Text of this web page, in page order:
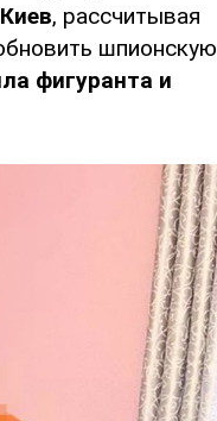
, рассчитывая
шпионскую
фигуранта и